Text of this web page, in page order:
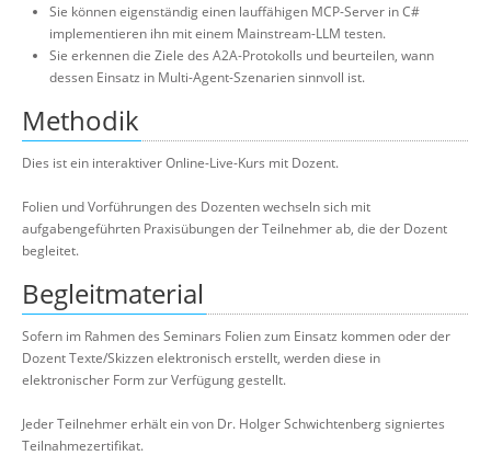
Sie können eigenständig einen lauffähigen MCP-Server in C#
implementieren ihn mit einem Mainstream-LLM testen.
Sie erkennen die Ziele des A2A-Protokolls und beurteilen, wann
dessen Einsatz in Multi-Agent-Szenarien sinnvoll ist.
Methodik
Dies ist ein interaktiver Online-Live-Kurs mit Dozent.
Folien und Vorführungen des Dozenten wechseln sich mit
aufgabengeführten Praxisübungen der Teilnehmer ab, die der Dozent
begleitet.
Begleitmaterial
Sofern im Rahmen des Seminars Folien zum Einsatz kommen oder der
Dozent Texte/Skizzen elektronisch erstellt, werden diese in
elektronischer Form zur Verfügung gestellt.
Jeder Teilnehmer erhält ein von Dr. Holger Schwichtenberg signiertes
Teilnahmezertifikat.